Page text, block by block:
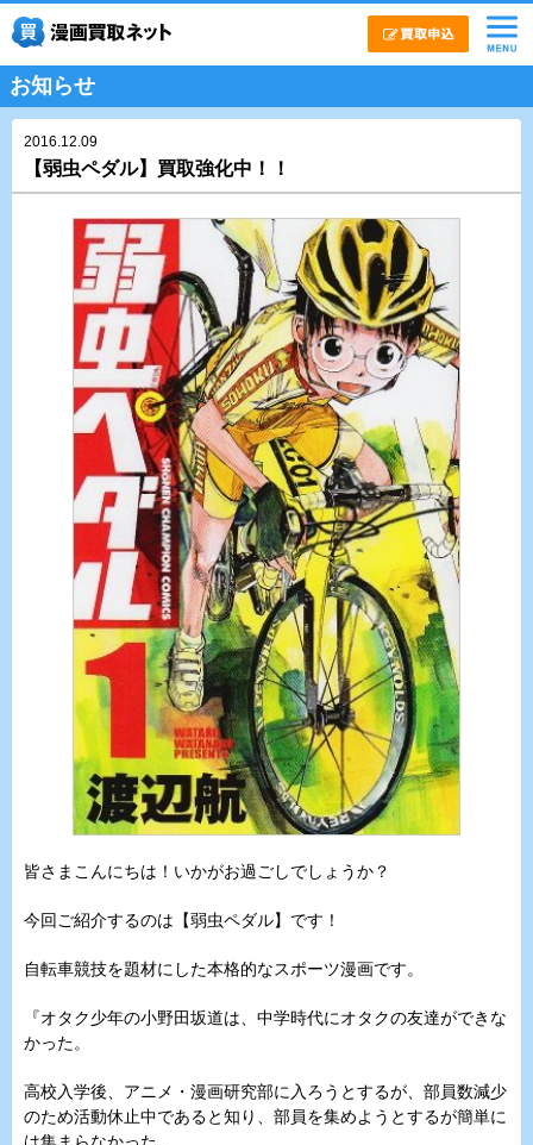
お知らせ
2016.12.09
【弱虫ペダル】買取強化中！！
皆さまこんにちは！いかがお過ごしでしょうか？
今回ご紹介するのは【弱虫ペダル】です！
自転車競技を題材にした本格的なスポーツ漫画です。
『オタク少年の小野田坂道は、中学時代にオタクの友達ができな
かった。
高校入学後、アニメ・漫画研究部に入ろうとするが、部員数減少
のため活動休止中であると知り、部員を集めようとするが簡単に
は集まらなかった。